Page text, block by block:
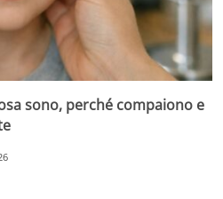
sono, perché compaiono e